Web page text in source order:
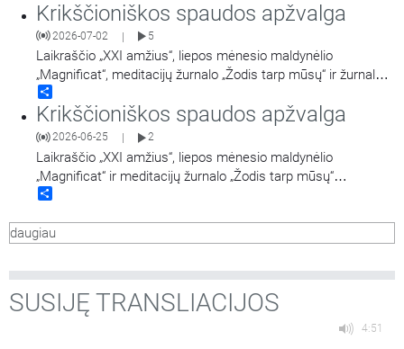
Krikščioniškos spaudos apžvalga
2026-07-02 | 5
Laikraščio „XXI amžius“, liepos mėnesio maldynėlio
„Magnificat“, meditacijų žurnalo „Žodis tarp mūsų“ ir žurnalo
„Jėzuitai“ apžvalgos.
Krikščioniškos spaudos apžvalga
2026-06-25 2
Laikraščio „XXI amžius“, liepos mėnesio maldynėlio
„Magnificat“ ir meditacijų žurnalo „Žodis tarp mūsų“
apžvalgos.
daugiau
SUSIJĘ TRANSLIACIJOS
4:51